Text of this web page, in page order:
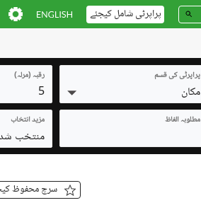
پراپرٹی شامل کیجئے
پراپرٹی کی قسم
مکان
رقبہ (مرلہ)
5
مطلوبہ الفاظ مزید انتخاب
منتخب
سرچ محفوظ